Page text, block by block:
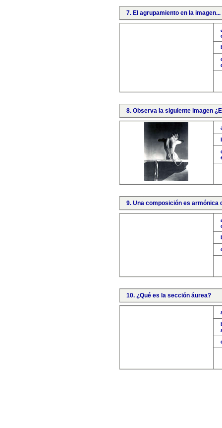
7. El agrupamiento en la imagen...
8. Observa la siguiente imagen
9. Una composición es armónica
10. ¿Qué es la sección áurea?